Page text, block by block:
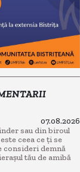
07.08.2026
sau din biroul
ceea ce ți se
consideri demnă
tău de amibă